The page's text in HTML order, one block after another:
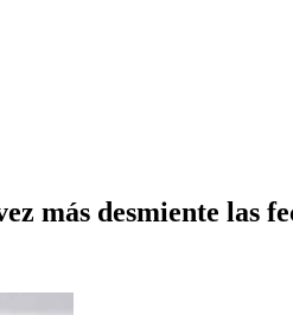
más desmiente las